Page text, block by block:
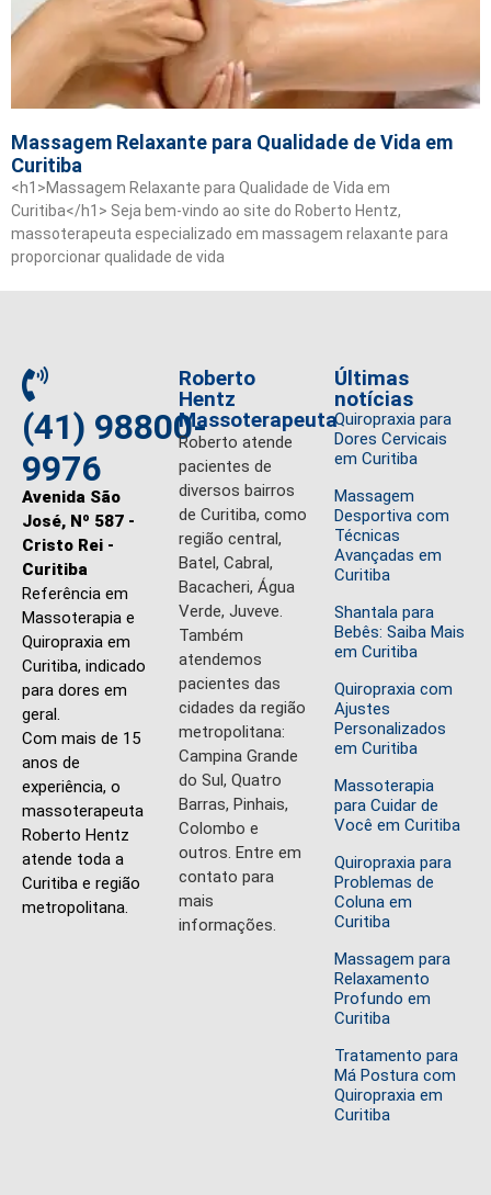
Massagem Relaxante para Qualidade de Vida em
Curitiba
<h1>Massagem Relaxante para Qualidade de Vida em
Curitiba</h1> Seja bem-vindo ao site do Roberto Hentz,
massoterapeuta especializado em massagem relaxante para
proporcionar qualidade de vida
(41) 98800-
9976
Avenida São
José, Nº 587 -
Cristo Rei -
Curitiba
Referência em
Massoterapia e
Quiropraxia em
Curitiba, indicado
para dores em
geral.
Com mais de 15
anos de
experiência, o
massoterapeuta
Roberto Hentz
atende toda a
Curitiba e região
metropolitana.
Roberto
Hentz
Massoterapeuta
Roberto atende
pacientes de
diversos bairros
de Curitiba, como
região central,
Batel, Cabral,
Bacacheri, Água
Verde, Juveve.
Também
atendemos
pacientes das
cidades da região
metropolitana:
Campina Grande
do Sul, Quatro
Barras, Pinhais,
Colombo e
outros. Entre em
contato para
mais
informações.
Últimas
notícias
Quiropraxia para
Dores Cervicais
em Curitiba
Massagem
Desportiva com
Técnicas
Avançadas em
Curitiba
Shantala para
Bebês: Saiba Mais
em Curitiba
Quiropraxia com
Ajustes
Personalizados
em Curitiba
Massoterapia
para Cuidar de
Você em Curitiba
Quiropraxia para
Problemas de
Coluna em
Curitiba
Massagem para
Relaxamento
Profundo em
Curitiba
Tratamento para
Má Postura com
Quiropraxia em
Curitiba